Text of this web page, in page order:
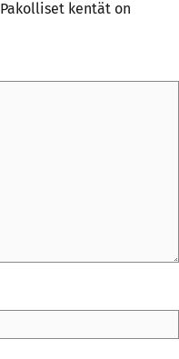
Pakolliset kentät on